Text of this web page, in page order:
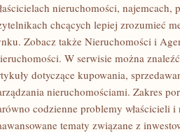
nieruchomości, najemcach,
chcących lepiej zrozumieć
Zobacz także Nieruchomości i
W serwisie można
dotyczące kupowania,
nieruchomościami. Zakres
codzienne problemy właścicieli
tematy związane z